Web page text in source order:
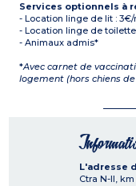
Services optionnels à
- Location linge de lit :
- Location linge de
- Animaux admis*
*Avec carnet de
logement (hors chiens
L'adresse
Ctra N-II,